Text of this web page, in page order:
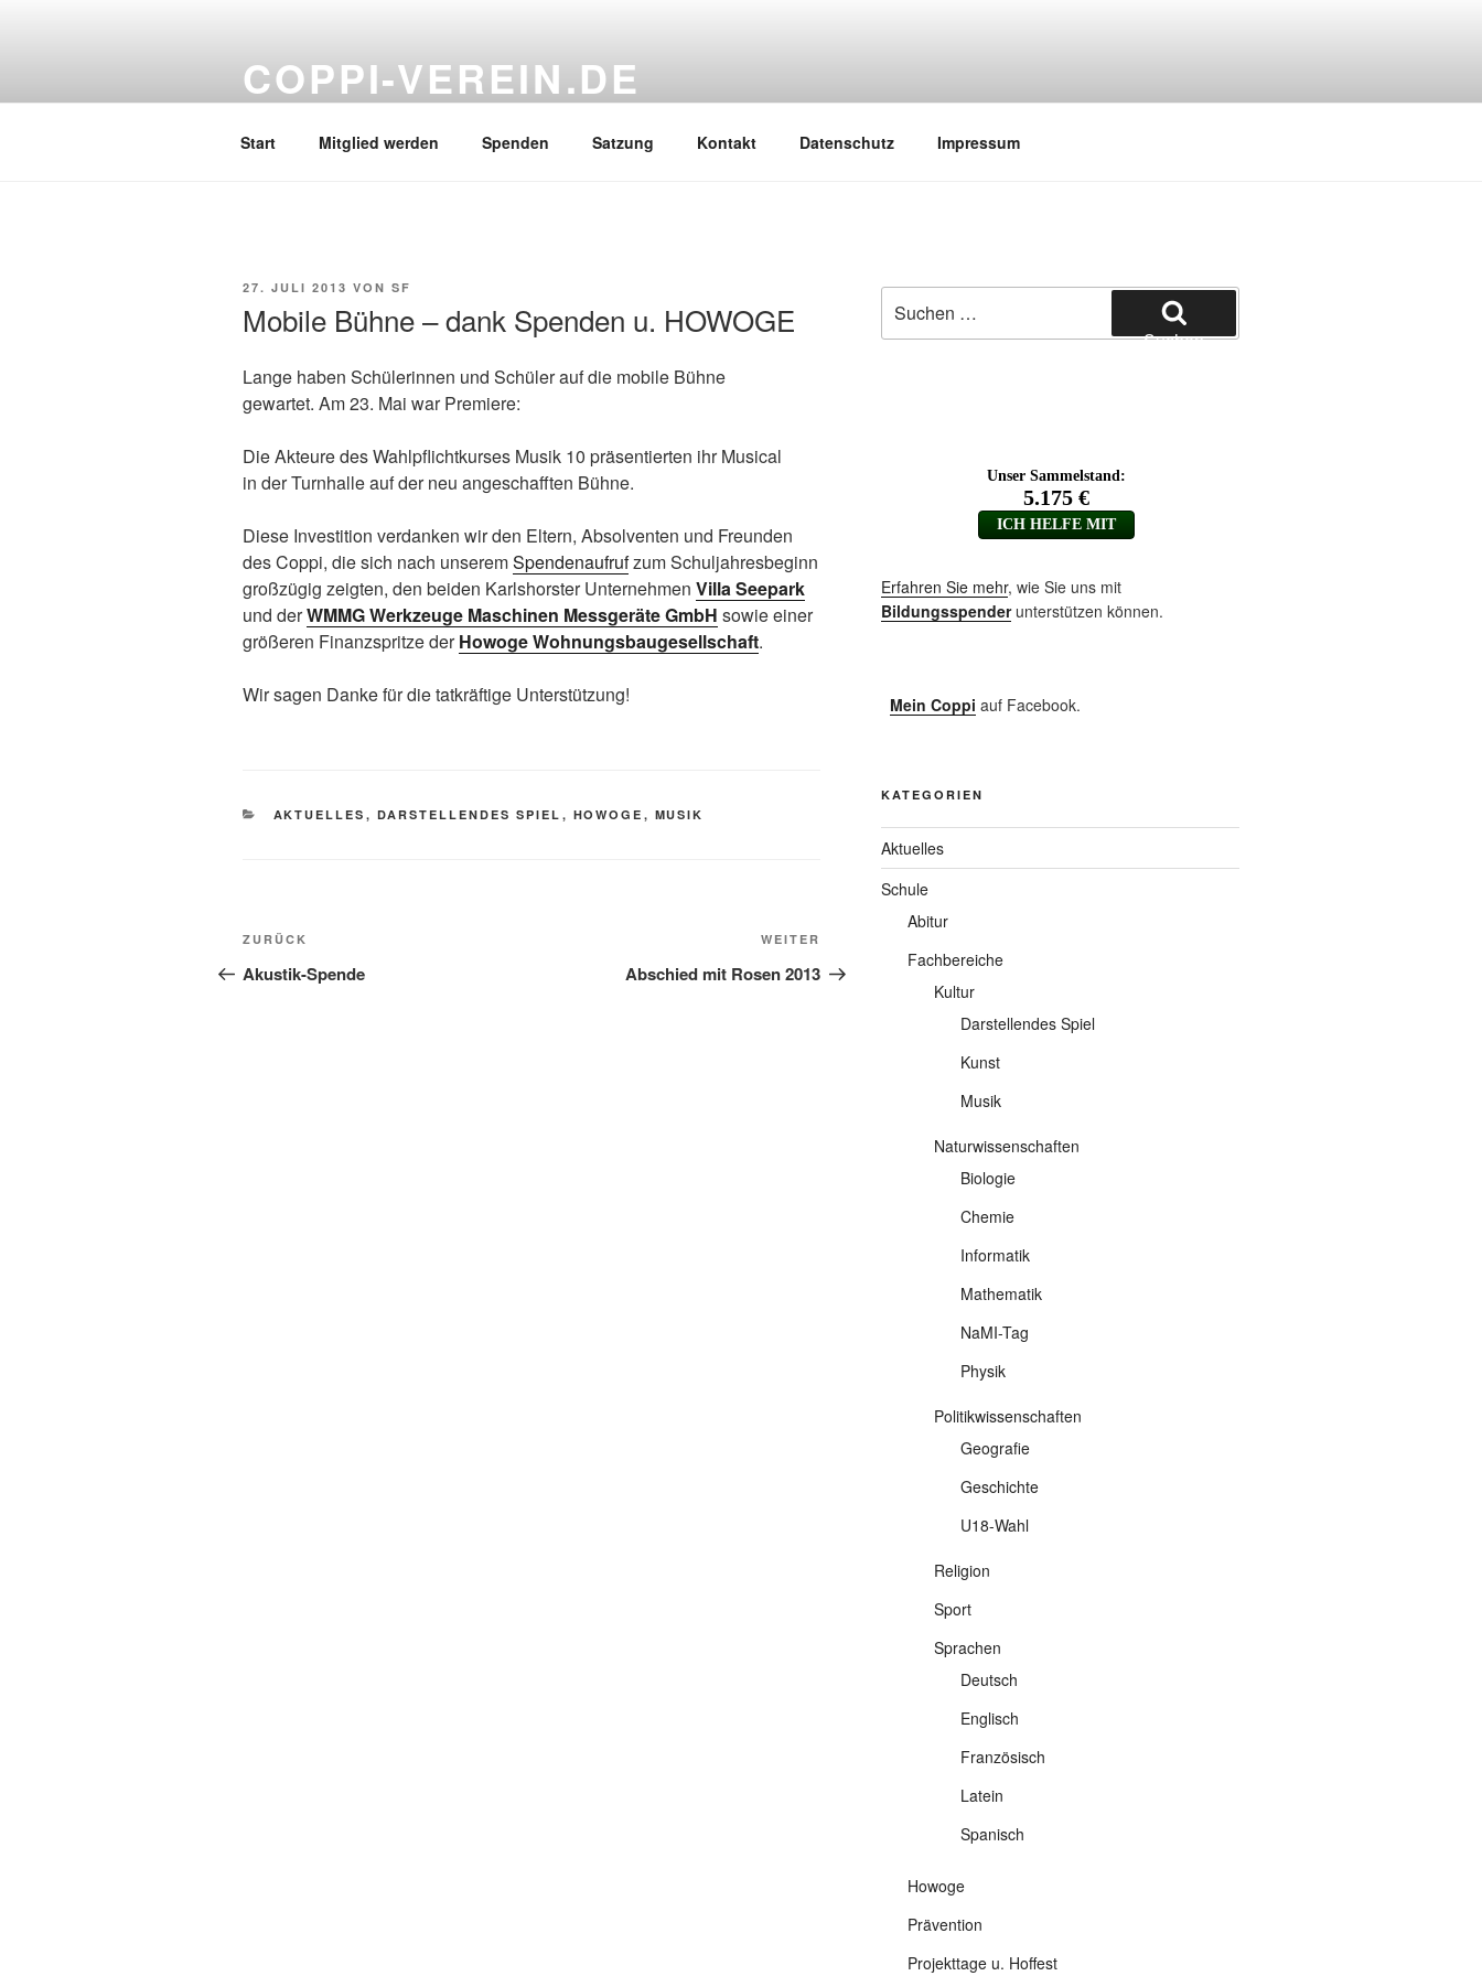
COPPI-VEREIN.DE
Start Mitglied werden Spenden Satzung Kontakt Datenschutz Impressum
VERÖFFENTLICHT
27. JULI 2013 VON SF
Mobile Bühne – dank Spenden u. HOWOGE
Lange haben Schülerinnen und Schüler auf die mobile Bühne
gewartet. Am 23. Mai war Premiere:
Die Akteure des Wahlpflichtkurses Musik 10 präsentierten ihr Musical
in der Turnhalle auf der neu angeschafften Bühne.
Diese Investition verdanken wir den Eltern, Absolventen und Freunden
des Coppi, die sich nach unseremSpendenaufrufzum Schuljahresbeginn
großzügig zeigten, den beiden Karlshorster Unternehmen Villa Seepark
und derWMMG Werkzeuge Maschinen Messgeräte GmbH sowie einer
größeren Finanzspritze derHowoge Wohnungsbaugesellschaft.
Wir sagen Danke für die tatkräftige Unterstützung!
KATEGORIEN
AKTUELLES , DARSTELLENDES SPIEL , HOWOGE , MUSIK
Beitragsnavigation
Vorheriger
Beitrag
ZURÜCK
Akustik-Spende
Beitrag
WEITER
Abschied mit Rosen 2013
nach:
Suchen
Erfahren Sie mehr, wie Sie uns mit
Bildungsspenderunterstützen können.
Mein Coppi auf Facebook.
KATEGORIEN
Aktuelles
Schule
Abitur
Fachbereiche
Kultur
Darstellendes Spiel
Kunst
Musik
Naturwissenschaften
Biologie
Chemie
Informatik
Mathematik
NaMI-Tag
Physik
Politikwissenschaften
Geografie
Geschichte
U18-Wahl
Religion
Sport
Sprachen
Deutsch
Englisch
Französisch
Latein
Spanisch
Howoge
Prävention
Projekttage u. Hoffest